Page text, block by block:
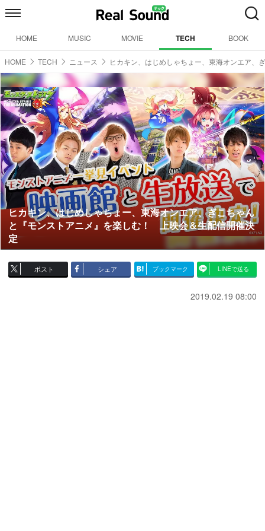
HOME MUSIC MOVIE TECH BOOK
HOME TECH ニュース ヒカキン、はじめしゃちょー、東海オンエア
ヒカキン、はじめしゃちょー、東海オンエア、ぎこちゃん
と『モンストアニメ』を楽しむ！ 上映会＆生配信開催決
定
ポスト シェア ブックマーク LINEで送る
2019.02.19 08:00